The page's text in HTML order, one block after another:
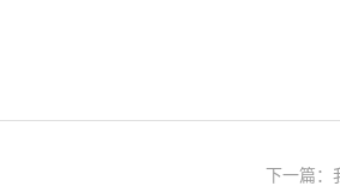
下一篇：